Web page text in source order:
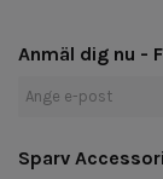
Anmäl dig nu -
Sparv